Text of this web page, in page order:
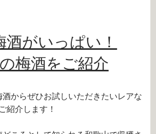
酒がいっぱい！
梅酒をご紹介
からぜひお試しいただきたいレアな
紹介します！